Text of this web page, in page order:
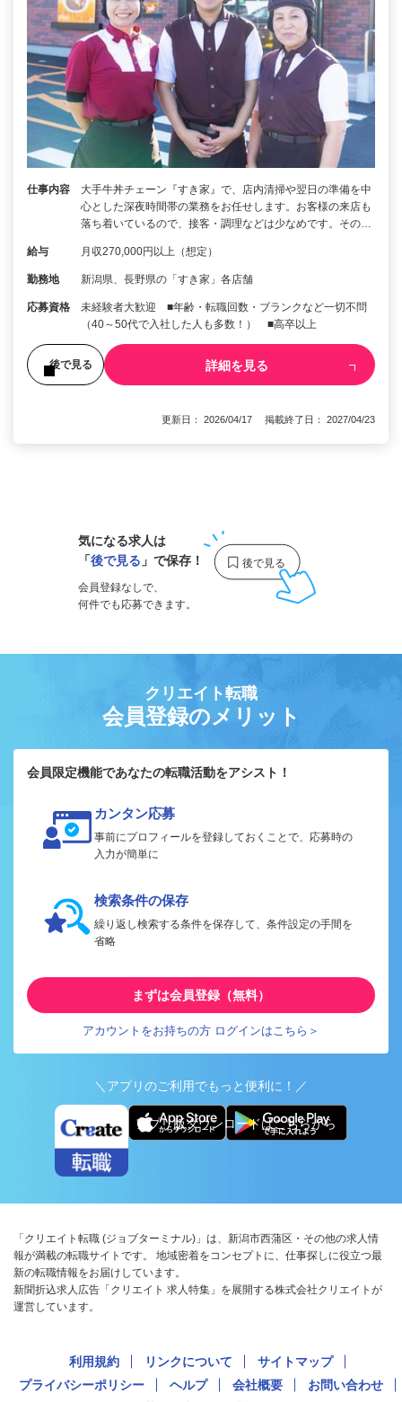
仕事内容
大手牛丼チェーン『すき家』で、店内清掃や翌日の準備を中
心とした深夜時間帯の業務をお任せします。お客様の来店も
落ち着いているので、接客・調理などは少なめです。その…
給与 月収270,000円以上（想定）
勤務地 新潟県、長野県の「すき家」各店舗
応募資格
未経験者大歓迎 ■年齢・転職回数・ブランクなど一切不問
（40～50代で入社した人も多数！） ■高卒以上
後で見る 詳細を見る
更新日： 2026/04/17 掲載終了日： 2027/04/23
気になる求人は
「後で見る 」で保存！
会員登録なしで、
何件でも応募できます。
クリエイト転職
会員登録のメリット
会員限定機能であなたの転職活動をアシスト！
カンタン応募
事前にプロフィールを登録しておくことで、応募時の
入力が簡単に
検索条件の保存
繰り返し検索する条件を保存して、条件設定の手間を
省略
まずは会員登録（無料）
アカウントをお持ちの方 ログインはこちら＞
＼アプリのご利用でもっと便利に！／
アプリ版ダウンロードはこちらから
「クリエイト転職 (ジョブターミナル)」は、新潟市西蒲区・その他の求人情
報が満載の転職サイトです。 地域密着をコンセプトに、仕事探しに役立つ最
新の転職情報をお届けしています。
新聞折込求人広告「クリエイト 求人特集」を展開する株式会社クリエイトが
運営しています。
利用規約 リンクについて
サイトマップ
プライバシーポリシー
ヘルプ 会社概要
お問い合わせ